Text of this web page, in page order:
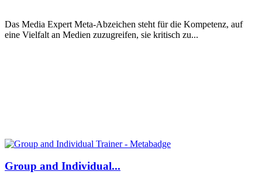
Das Media Expert Meta-Abzeichen steht für die Kompetenz, auf
eine Vielfalt an Medien zuzugreifen, sie kritisch zu...
Group and Individual...